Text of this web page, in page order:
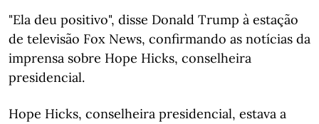
"Ela deu positivo", disse Donald Trump à estação
de televisão Fox News, confirmando as notícias da
imprensa sobre Hope Hicks, conselheira
presidencial.
Hope Hicks, conselheira presidencial, estava a